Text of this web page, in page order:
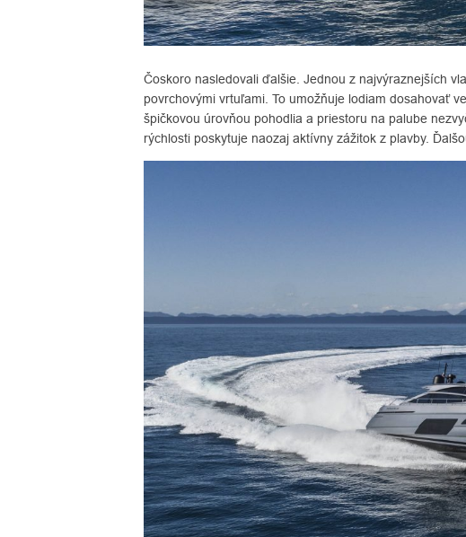
Čoskoro nasledovali ďalšie. Jednou z najvýraznejších
povrchovými vrtuľami. To umožňuje lodiam dosahovať
špičkovou úrovňou pohodlia a priestoru na palube
rýchlosti poskytuje naozaj aktívny zážitok z plavby.